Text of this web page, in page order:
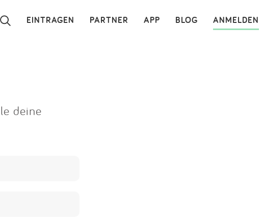
ANMELDEN
BLOG
APP
PARTNER
EINTRAGEN ×
deine